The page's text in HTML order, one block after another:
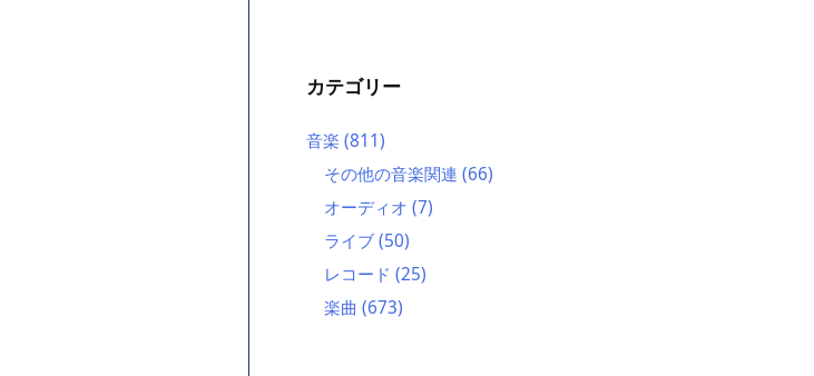
カテゴリー
音楽 (811)
その他の音楽関連 (66)
オーディオ (7)
ライブ(50)
レコード (25)
楽曲 (673)